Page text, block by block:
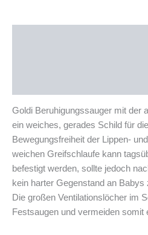
Goldi Beruhigungssauger mit der
ein weiches, gerades Schild für
Bewegungsfreiheit der Lippen-
weichen Greifschlaufe kann
befestigt werden, sollte jedoch
kein harter Gegenstand an
Die großen Ventilationslöcher im
Festsaugen und vermeiden somit